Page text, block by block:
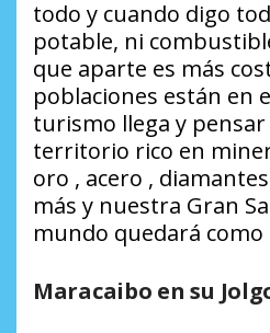
todo y cuando digo
potable, ni
que aparte es más
poblaciones están en
turismo llega y pensar
territorio rico en
oro , acero ,
más y nuestra Gran
mundo quedará como
Maracaibo en su